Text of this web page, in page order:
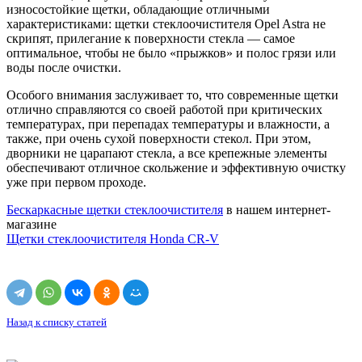
износостойкие щетки, обладающие отличными
характеристиками: щетки стеклоочистителя Opel Astra не
скрипят, прилегание к поверхности стекла — самое
оптимальное, чтобы не было «прыжков» и полос грязи или
воды после очистки.
Особого внимания заслуживает то, что современные щетки
отлично справляются со своей работой при критических
температурах, при перепадах температуры и влажности, а
также, при очень сухой поверхности стекол. При этом,
дворники не царапают стекла, а все крепежные элементы
обеспечивают отличное скольжение и эффективную очистку
уже при первом проходе.
Бескаркасные щетки стеклоочистителя в нашем интернет-
магазине
Щетки стеклоочистителя Honda CR-V
Назад к списку статей